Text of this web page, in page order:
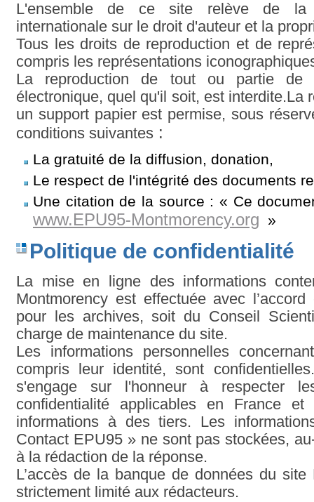
L'ensemble de ce site relève de la
internationale sur le droit d'auteur et la
Tous les droits de reproduction et de
compris les représentations
La reproduction de tout ou partie
électronique, quel qu'il soit, est interdite.La
un support papier est permise, sous
conditions suivantes :
La gratuité de la diffusion, donation,
Le respect de l'intégrité des documents
Une citation de la source : « Ce
www.EPU95-Montmorency.org »
Politique de confidentialité
La mise en ligne des informations
Montmorency est effectuée avec
pour les archives, soit du Conseil
charge de maintenance du site.
Les informations personnelles
compris leur identité, sont
s'engage sur l'honneur à respecter
confidentialité applicables en France
informations à des tiers. Les
Contact EPU95 » ne sont pas stockées,
à la rédaction de la réponse.
L’accès de la banque de données du
strictement limité aux rédacteurs.